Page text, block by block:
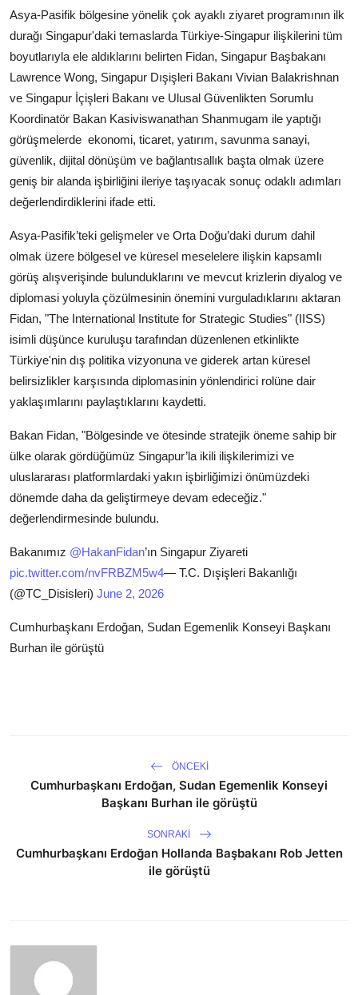
Asya-Pasifik bölgesine yönelik çok ayaklı ziyaret programının ilk
durağı Singapur'daki temaslarda Türkiye-Singapur ilişkilerini tüm
boyutlarıyla ele aldıklarını belirten Fidan, Singapur Başbakanı
Lawrence Wong, Singapur Dışişleri Bakanı Vivian Balakrishnan
ve Singapur İçişleri Bakanı ve Ulusal Güvenlikten Sorumlu
Koordinatör Bakan Kasiviswanathan Shanmugam ile yaptığı
görüşmelerde ​​​​​​ ekonomi, ticaret, yatırım, savunma sanayi,
güvenlik, dijital dönüşüm ve bağlantısallık başta olmak üzere
geniş bir alanda işbirliğini ileriye taşıyacak sonuç odaklı adımları
değerlendirdiklerini ifade etti.
Asya-Pasifik’teki gelişmeler ve Orta Doğu’daki durum dahil
olmak üzere bölgesel ve küresel meselelere ilişkin kapsamlı
görüş alışverişinde bulunduklarını ve mevcut krizlerin diyalog ve
diplomasi yoluyla çözülmesinin önemini vurguladıklarını aktaran
Fidan, "The International Institute for Strategic Studies" (IISS)
isimli düşünce kuruluşu tarafından düzenlenen etkinlikte
Türkiye'nin dış politika vizyonuna ve giderek artan küresel
belirsizlikler karşısında diplomasinin yönlendirici rolüne dair
yaklaşımlarını paylaştıklarını kaydetti.
Bakan Fidan, "Bölgesinde ve ötesinde stratejik öneme sahip bir
ülke olarak gördüğümüz Singapur’la ikili ilişkilerimizi ve
uluslararası platformlardaki yakın işbirliğimizi önümüzdeki
dönemde daha da geliştirmeye devam edeceğiz."
değerlendirmesinde bulundu.
Bakanımız @HakanFidan’ın Singapur Ziyareti
pic.twitter.com/nvFRBZM5w4— T.C. Dışişleri Bakanlığı
(@TC_Disisleri) June 2, 2026
Cumhurbaşkanı Erdoğan, Sudan Egemenlik Konseyi Başkanı
Burhan ile görüştü
ÖNCEKI
Cumhurbaşkanı Erdoğan, Sudan Egemenlik Konseyi
Başkanı Burhan ile görüştü
SONRAKI
Cumhurbaşkanı Erdoğan Hollanda Başbakanı Rob Jetten
ile görüştü